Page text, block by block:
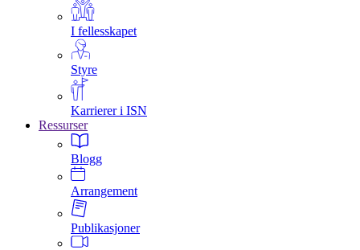
I fellesskapet
Styre
Karrierer i ISN
Ressurser
Blogg
Arrangement
Publikasjoner